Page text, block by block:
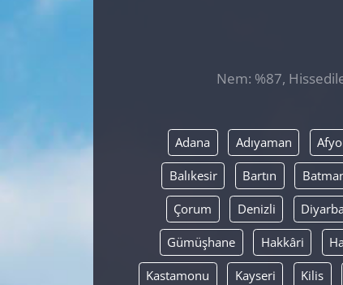
Nem: %87,
Adana Adıyaman
Balıkesir Bartın
Çorum Denizli
Gümüşhane Hakkâri
Kastamonu Kayseri Kilis